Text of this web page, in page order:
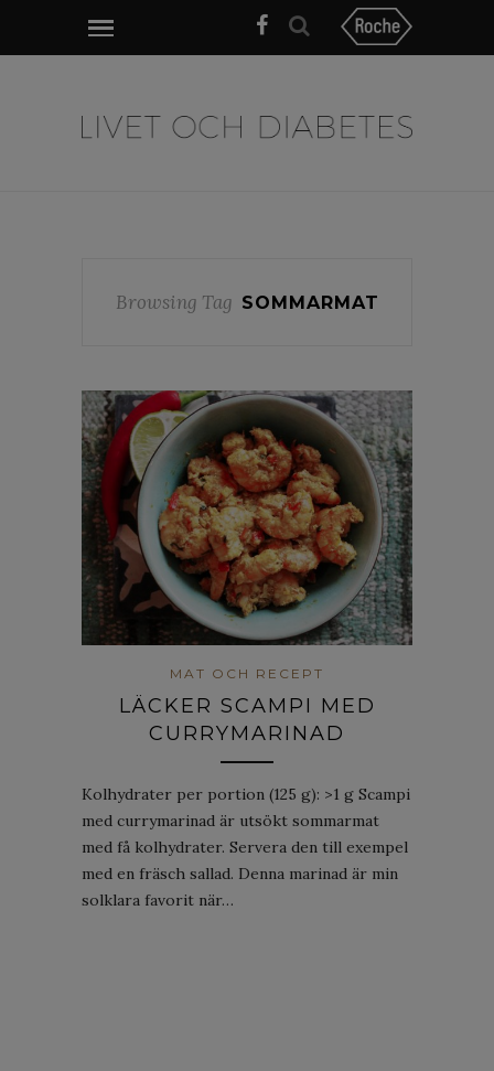
Browsing Tag SOMMARMAT
MAT OCH RECEPT
LÄCKER SCAMPI MED
CURRYMARINAD
Kolhydrater per portion (125 g): >1 g Scampi
med currymarinad är utsökt sommarmat
med få kolhydrater. Servera den till exempel
med en fräsch sallad. Denna marinad är min
solklara favorit när…